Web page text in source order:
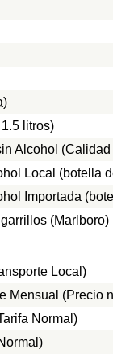
litros)
Alcohol
Local (botella
Importada
(Marlboro)
Local)
Mensual (Precio
Normal)